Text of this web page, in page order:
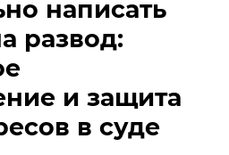
написать
развод:
и защита
в суде